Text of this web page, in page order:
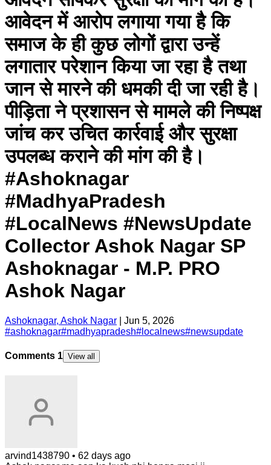
आवेदन में आरोप लगाया गया है कि
समाज के ही कुछ लोगों द्वारा उन्हें
लगातार परेशान किया जा रहा है तथा
जान से मारने की धमकी दी जा रही है।
पीड़िता ने प्रशासन से मामले की निष्पक्ष
जांच कर उचित कार्रवाई और सुरक्षा
उपलब्ध कराने की मांग की है।
#Ashoknagar
#MadhyaPradesh
#LocalNews #NewsUpdate
Collector Ashok Nagar SP
Ashoknagar - M.P. PRO
Ashok Nagar
Ashoknagar, Ashok Nagar
Jun 5, 2026
#ashoknagar#madhyapradesh# localnews#newsupdate
Comments 1 View all
arvind1438790 • 62 days ago